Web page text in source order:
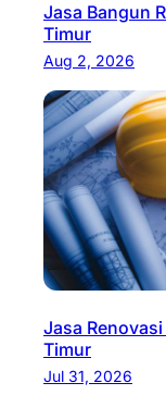
Jasa Bangun
Timur
Aug 2, 2026
Jasa
Timur
Jul 31, 2026